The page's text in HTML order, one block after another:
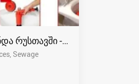
რუსთავში - 591004680
Sewage